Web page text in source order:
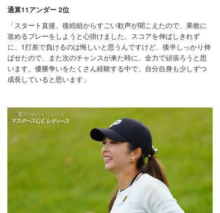
通算11アンダー 2位
「スタート直後、後続組からすごい歓声が聞こえたので、果敢に
攻めるプレーをしようと心掛けました。スコアを伸ばしきれず
に、1打差で負けるのは悔しいと思うんですけど、後半しっかり伸
ばせたので、また次のチャンスが来た時に、全力で頑張ろうと思
います。優勝争いをたくさん経験する中で、自分自身も少しずつ
成長していると思います」